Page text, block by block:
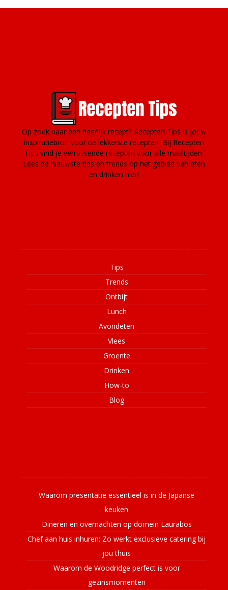
Op zoek naar een heerlijk recept? Recepten Tips is jouw
inspiratiebron voor de lekkerste recepten. Bij Recepten
Tips vind je verrassende recepten voor alle maaltijden.
Lees de nieuwste tips en trends op het gebied van eten
en drinken hier!
Tips
Trends
Ontbijt
Lunch
Avondeten
Vlees
Groente
Drinken
How-to
Blog
Waarom presentatie essentieel is in de Japanse
keuken
Dineren en overnachten op domein Laurabos
Chef aan huis inhuren: Zo werkt exclusieve catering bij
jou thuis
Waarom de Woodridge perfect is voor
gezinsmomenten